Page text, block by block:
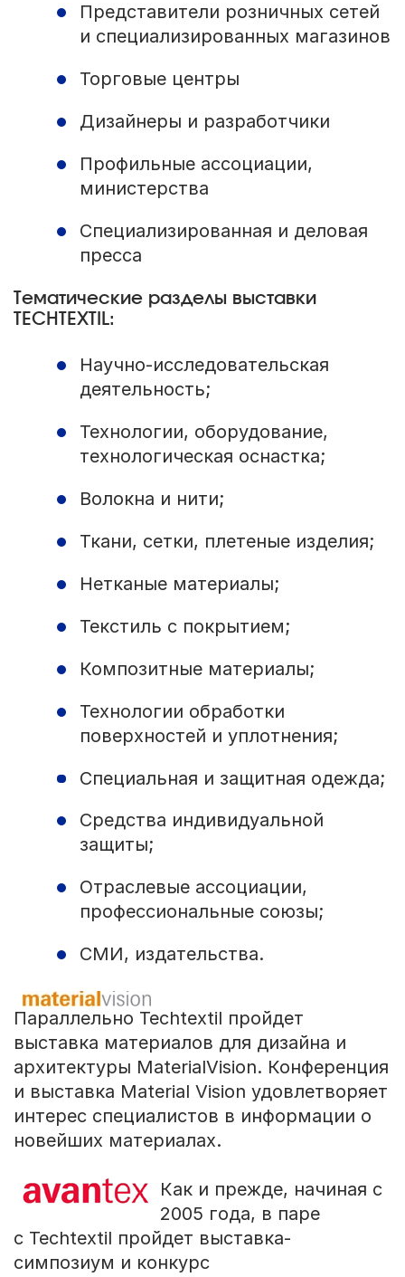
Представители розничных сетей
и специализированных магазинов
Торговые центры
Дизайнеры и разработчики
Профильные ассоциации,
министерства
Специализированная и деловая
пресса
Тематические разделы выставки
TECHTEXTIL:
Научно-исследовательская
деятельность;
Технологии, оборудование,
технологическая оснастка;
Волокна и нити;
Ткани, сетки, плетеные изделия;
Нетканые материалы;
Текстиль с покрытием;
Композитные материалы;
Технологии обработки
поверхностей и уплотнения;
Специальная и защитная одежда;
Средства индивидуальной
защиты;
Отраслевые ассоциации,
профессиональные союзы;
СМИ, издательства.
Параллельно Techtextil пройдет
выставка материалов для дизайна и
архитектуры MaterialVision. Конференция
и выставка Material Vision удовлетворяет
интерес специалистов в информации о
новейших материалах.
Как и прежде, начиная с
2005 года, в паре
с Techtextil пройдет выставка-
симпозиум и конкурс